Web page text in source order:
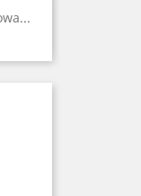
...